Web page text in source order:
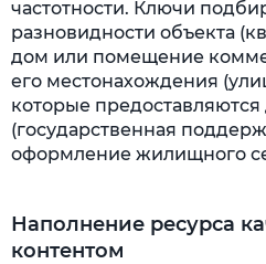
частотности. Ключи
разновидности объекта
дом или помещение
его местонахождения
которые
(государственная
оформление жилищного
Наполнение ресурса
контентом